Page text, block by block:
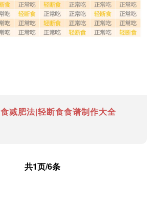
减肥法|轻断食食谱制作大全
共1页/6条